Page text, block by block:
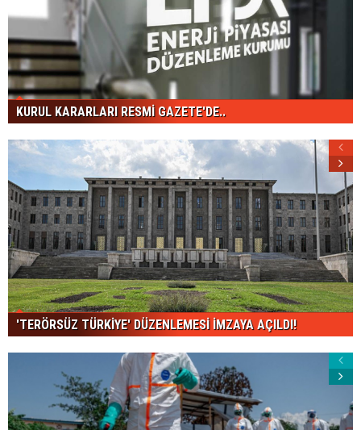
KURUL KARARLARI RESMİ GAZETE'DE..
'TERÖRSÜZ TÜRKİYE' DÜZENLEMESİ İMZAYA AÇILDI!